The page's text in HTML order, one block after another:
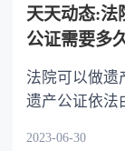
天天动态:法
公证需要多
法院可以做遗
遗产公证依法
2023-06-30